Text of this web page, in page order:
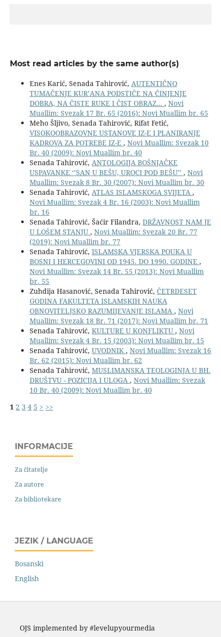
Most read articles by the same author(s)
Enes Karić, Senada Tahirović, AUTENTIČNO
TUMAČENJE KUR’ANA PODSTIČE NA ČINJENJE
DOBRA, NA ČISTE RUKE I ČIST OBRAZ... , Novi
Muallim: Svezak 17 Br. 65 (2016): Novi Muallim br. 65
Meho Šljivo, Senada Tahirović, Rifat Fetić,
VISOKOOBRAZOVNE USTANOVE IZ-E I PLANIRANJE
KADROVA ZA POTREBE IZ-E , Novi Muallim: Svezak 10
Br. 40 (2009): Novi Muallim br. 40
Senada Tahirović, ANTOLOGIJA BOŠNJAČKE
USPAVANKE ‘’SAN U BEŠU, UROCI POD BEŠU’’ , Novi
Muallim: Svezak 8 Br. 30 (2007): Novi Muallim br. 30
Senada Tahirović, ATLAS ISLAMSKOGA SVIJETA ,
Novi Muallim: Svezak 4 Br. 16 (2003): Novi Muallim
br. 16
Senada Tahirović, Šaćir Filandra, DRŽAVNOST NAM JE
U LOŠEM STANJU , Novi Muallim: Svezak 20 Br. 77
(2019): Novi Muallim br. 77
Senada Tahirović, ISLAMSKA VJERSKA POUKA U
BOSNI I HERCEGOVINI OD 1945. DO 1990. GODINE ,
Novi Muallim: Svezak 14 Br. 55 (2013): Novi Muallim
br. 55
Zuhdija Hasanović, Senada Tahirović, ČETRDESET
GODINA FAKULTETA ISLAMSKIH NAUKA
OBNOVITELJSKO RAZUMIJEVANJE ISLAMA , Novi
Muallim: Svezak 18 Br. 71 (2017): Novi Muallim br. 71
Senada Tahirović, KULTURE U KONFLIKTU , Novi
Muallim: Svezak 4 Br. 15 (2003): Novi Muallim br. 15
Senada Tahirović, UVODNIK , Novi Muallim: Svezak 16
Br. 62 (2015): Novi Muallim br. 62
Senada Tahirović, MUSLIMANSKA TEOLOGINJA U BH.
DRUŠTVU - POZICIJA I ULOGA , Novi Muallim: Svezak
10 Br. 40 (2009): Novi Muallim br. 40
1 2 3 4 5 > >>
INFORMACIJE
Za čitatelje
Za autore
Za bibliotekare
JEZIK / LANGUAGE
Bosanski
English
OJS implemented by #levelupyourmedia